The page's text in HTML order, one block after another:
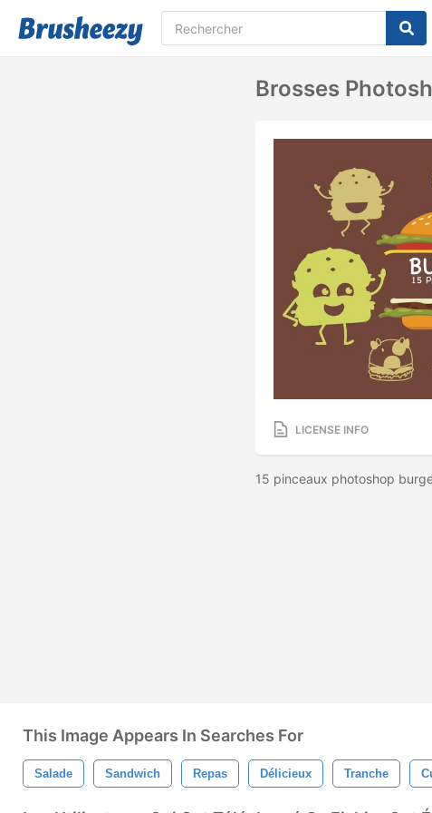
Brosses
LICENSE INFO
15 pinceaux photoshop
This Image Appears In Searches For
Salade Sandwich Repas Délicieux Tranche